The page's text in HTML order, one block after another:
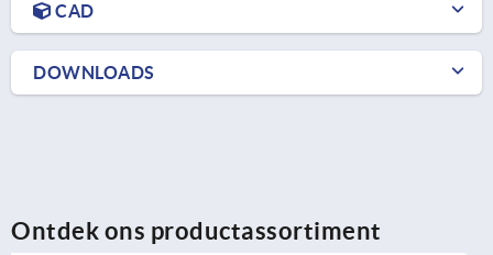
CAD
DOWNLOADS
Ontdek ons productassortiment